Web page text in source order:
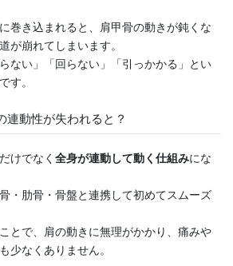
巻き込まれると、肩甲骨の動きが鈍くな
が崩れてしまいます。
ない」「回らない」「引っかかる」とい
す。
連動性が失われると？
けでなく 全身が連動して動く仕組みにな
・肋骨・骨盤と連携して初めてスムーズ
とで、肩の動きに無理がかかり、痛みや
少なくありません。